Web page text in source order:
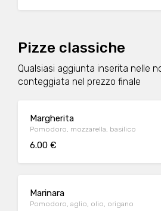
Pizze classiche
Qualsiasi aggiunta inserita nelle
conteggiata nel prezzo finale
Margherita
Pomodoro, mozzarella, basilico
6.00 €
Marinara
Pomodoro, aglio, olio, origano